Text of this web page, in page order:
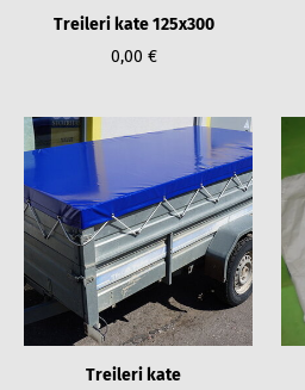
Treileri kate 125x300
0,00 €
Treileri kate